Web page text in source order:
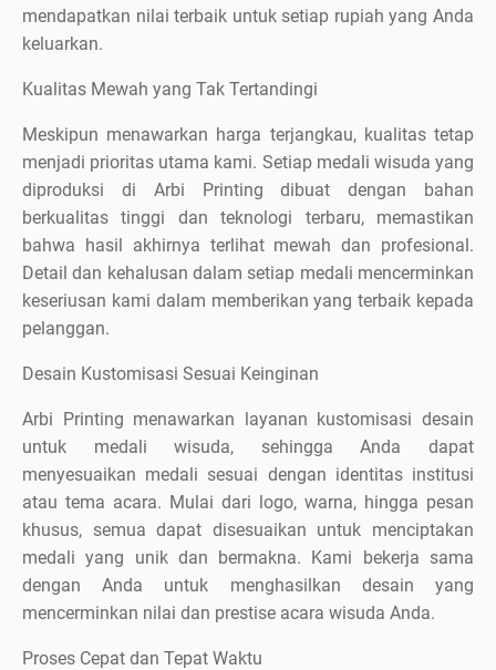
mendapatkan nilai terbaik untuk setiap rupiah yang Anda
keluarkan.
Kualitas Mewah yang Tak Tertandingi
Meskipun menawarkan harga terjangkau, kualitas tetap
menjadi prioritas utama kami. Setiap medali wisuda yang
diproduksi di Arbi Printing dibuat dengan bahan
berkualitas tinggi dan teknologi terbaru, memastikan
bahwa hasil akhirnya terlihat mewah dan profesional.
Detail dan kehalusan dalam setiap medali mencerminkan
keseriusan kami dalam memberikan yang terbaik kepada
pelanggan.
Desain Kustomisasi Sesuai Keinginan
Arbi Printing menawarkan layanan kustomisasi desain
untuk medali wisuda, sehingga Anda dapat
menyesuaikan medali sesuai dengan identitas institusi
atau tema acara. Mulai dari logo, warna, hingga pesan
khusus, semua dapat disesuaikan untuk menciptakan
medali yang unik dan bermakna. Kami bekerja sama
dengan Anda untuk menghasilkan desain yang
mencerminkan nilai dan prestise acara wisuda Anda.
Proses Cepat dan Tepat Waktu